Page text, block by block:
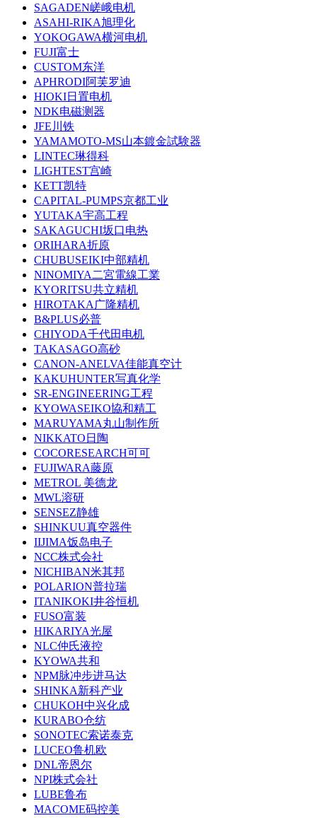
SAGADEN嵯峨电机
ASAHI-RIKA旭理化
YOKOGAWA横河电机
FUJI富士
CUSTOM东洋
APHRODI阿芙罗迪
HIOKI日置电机
NDK电磁测器
JFE川铁
YAMAMOTO-MS山本鍍金試験器
LINTEC琳得科
LIGHTEST宫崎
KETT凯特
CAPITAL-PUMPS京都工业
YUTAKA宇高工程
SAKAGUCHI坂口电热
ORIHARA折原
CHUBUSEIKI中部精机
NINOMIYA二宮電線工業
KYORITSU共立精机
HIROTAKA广隆精机
B&PLUS必普
CHIYODA千代田电机
TAKASAGO高砂
CANON-ANELVA佳能真空计
KAKUHUNTER写真化学
SR-ENGINEERING工程
KYOWASEIKO協和精工
MARUYAMA丸山制作所
NIKKATO日陶
COCORESEARCH可可
FUJIWARA藤原
METROL 美德龙
MWL溶研
SENSEZ静雄
SHINKUU真空器件
IIJIMA饭岛电子
NCC株式会社
NICHIBAN米其邦
POLARION普拉瑞
ITANIKOKI井谷恒机
FUSO富装
HIKARIYA光屋
NLC仲氏液控
KYOWA共和
NPM脉冲步进马达
SHINKA新科产业
CHUKOH中兴化成
KURABO仓纺
SONOTEC索诺泰克
LUCEO鲁机欧
DNL帝恩尔
NPI株式会社
LUBE鲁布
MACOME码控美